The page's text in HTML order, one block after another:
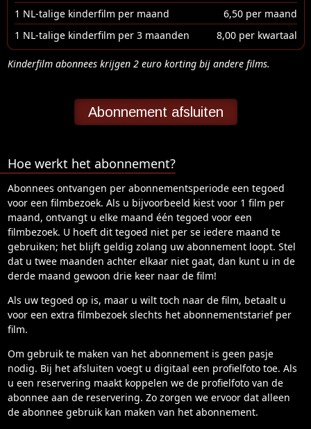
1 NL-talige kinderfilm per maand
6,50 per maand
1 NL-talige kinderfilm per 3 maanden
8,00 per kwartaal
Kinderfilm abonnees krijgen 2 euro korting bij andere films.
Abonnement afsluiten
Hoe werkt het abonnement?
Abonnees ontvangen per abonnementsperiode een tegoed
voor een filmbezoek. Als u bijvoorbeeld kiest voor 1 film per
maand, ontvangt u elke maand één tegoed voor een
filmbezoek. U hoeft dit tegoed niet per se iedere maand te
gebruiken; het blijft geldig zolang uw abonnement loopt. Stel
dat u twee maanden achter elkaar niet gaat, dan kunt u in de
derde maand gewoon drie keer naar de film!
Als uw tegoed op is, maar u wilt toch naar de film, betaalt u
voor een extra filmbezoek slechts het abonnementstarief per
film.
Om gebruik te maken van het abonnement is geen pasje
nodig. Bij het afsluiten voegt u digitaal een profielfoto toe. Als
u een reservering maakt koppelen we de profielfoto van de
abonnee aan de reservering. Zo zorgen we ervoor dat alleen
de abonnee gebruik kan maken van het abonnement.